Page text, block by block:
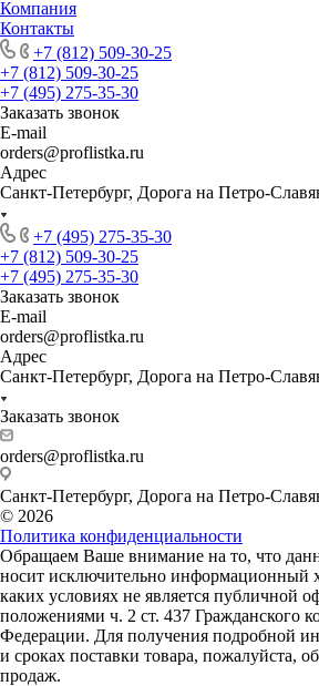
Компания
Контакты
+7 (812) 509-30-25
+7 (812) 509-30-25
+7 (495) 275-35-30
Заказать звонок
E-mail
orders@proflistka.ru
Адрес
Санкт-Петербург, Дорога на Петро-
+7 (495) 275-35-30
+7 (812) 509-30-25
+7 (495) 275-35-30
Заказать звонок
E-mail
orders@proflistka.ru
Адрес
Санкт-Петербург, Дорога на Петро-
Заказать звонок
orders@proflistka.ru
Санкт-Петербург, Дорога на Петро-
© 2026
Политика конфиденциальности
Обращаем Ваше внимание на то, что
носит исключительно информационный
каких условиях не является публичной
положениями ч. 2 ст. 437 Гражданского
Федерации. Для получения подробной
и сроках поставки товара, пожалуйста,
продаж.